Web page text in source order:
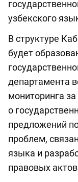
узбекского
В структуре
будет
департамента
мониторинга
о
предложений
проблем,
языка и
правовых